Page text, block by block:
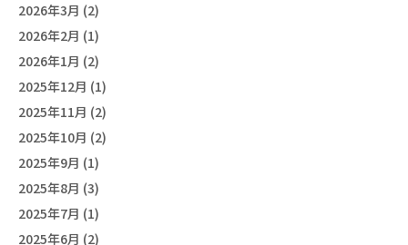
2026年3月 (2)
2026年2月 (1)
2026年1月 (2)
2025年12月 (1)
2025年11月 (2)
2025年10月 (2)
2025年9月 (1)
2025年8月 (3)
2025年7月 (1)
2025年6月 (2)